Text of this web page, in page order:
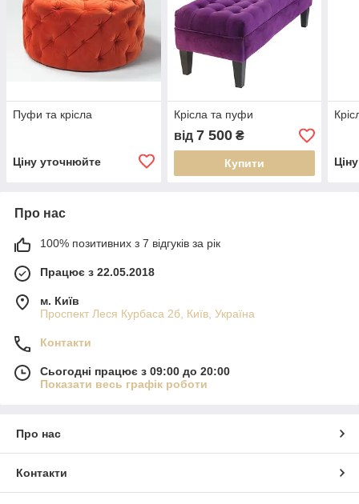
Пуфи та крісла
Ціну уточнюйте
Крісла та пуфи
від 7 500₴
Купити
Про нас
100% позитивних з 7 відгуків за рік
Працює з 22.05.2018
м. Київ
Проспект Леся Курбаса 2б, Київ, Україна
Контакти
Сьогодні працює з 09:00 до 20:00
Показати весь графік роботи
Про нас
Контакти